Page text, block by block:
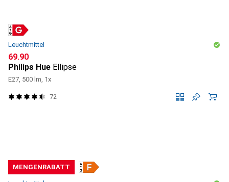
Leuchtmittel
CHF
69.90
Philips Hue Ellipse
E27, 500 lm, 1x
72
MENGENRABATT